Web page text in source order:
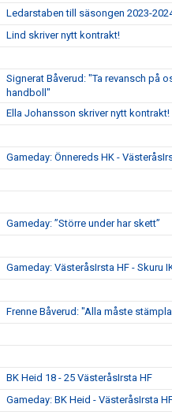
Ledarstaben till säsongen 2023-
Lind skriver nytt kontrakt!
Signerat Båverud: "Ta revansch på
handboll"
Ella Johansson skriver nytt kontrakt!
Gameday: Önnereds HK -
Gameday: ”Större under har skett”
Gameday: VästeråsIrsta HF - Skuru
Frenne Båverud: "Alla måste
BK Heid 18 - 25 VästeråsIrsta HF
Gameday: BK Heid - VästeråsIrsta